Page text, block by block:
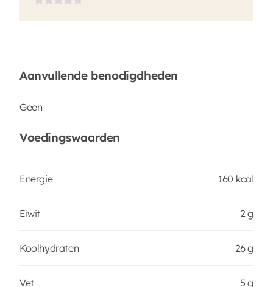
Aanvullende benodigdheden
Geen
Voedingswaarden
Energie 160 kcal
Eiwit 2 g
Koolhydraten 26 g
Vet 5 g